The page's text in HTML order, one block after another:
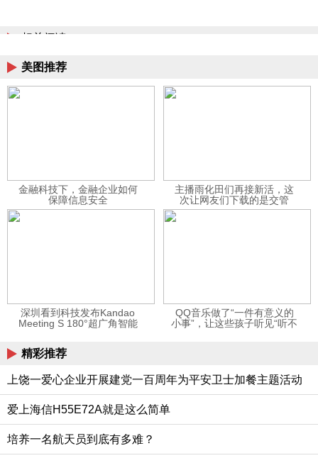
相关阅读
美图推荐
金融科技下，金融企业如何
保障信息安全
主播雨化田们再接新活，这
次让网友们下载的是交管
12123APP
深圳看到科技发布Kandao
Meeting S 180°超广角智能
QQ音乐做了“一件有意义的
小事”，让这些孩子听见“听不
精彩推荐
上饶一爱心企业开展建党一百周年为平安卫士加餐主题活动
爱上海信H55E72A就是这么简单
培养一名航天员到底有多难？